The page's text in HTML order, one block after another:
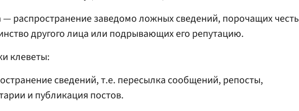
— распространение заведомо ложных сведений, порочащих честь
другого лица или подрывающих его репутацию.
клеветы:
сведений, т.е. пересылка сообщений, репосты,
и публикация постов.